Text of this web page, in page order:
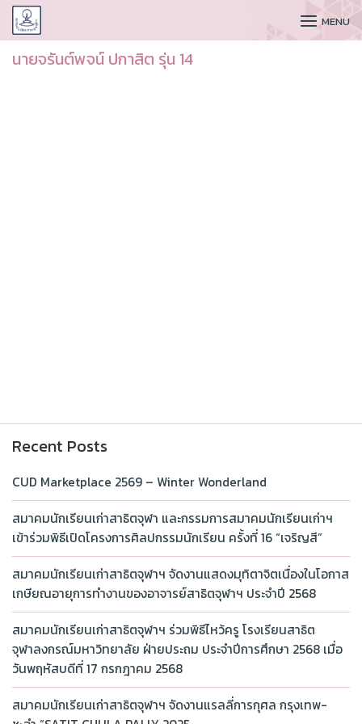
CUDAA MENU
นายจรันต์พจน์ ปกาสิต รุ่น 14
Recent Posts
CUD Marketplace 2569 – Winter Wonderland
สมาคมนักเรียนเก่าสาธิตจุฬา และกรรมการสมาคมนักเรียนเก่าฯ
เข้าร่วมพิธีเปิดโครงการศิลปกรรมนักเรียน ครั้งที่ 16 “เจริญสี”
สมาคมนักเรียนเก่าสาธิตจุฬาฯ จัดงานแสดงมุทิตาจิตเนื่องในโอกาส
เกษียณอายุการทำงานของอาจารย์สาธิตจุฬาฯ ประจำปี 2568
สมาคมนักเรียนเก่าสาธิตจุฬาฯ ร่วมพิธีไหว้ครู โรงเรียนสาธิต
จุฬาลงกรณ์มหาวิทยาลัย ฝ่ายประถม ประจำปีการศึกษา 2568 เมื่อ
วันพฤหัสบดีที่ 17 กรกฎาคม 2568
สมาคมนักเรียนเก่าสาธิตจุฬาฯ จัดงานแรลลี่การกุศล กรุงเทพ-